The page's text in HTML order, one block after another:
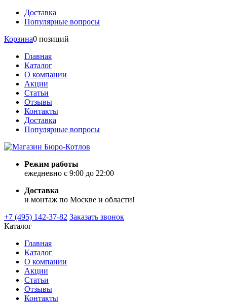
Доставка
Популярные вопросы
Корзина0 позиций
Главная
Каталог
О компании
Акции
Статьи
Отзывы
Контакты
Доставка
Популярные вопросы
Режим работы
ежедневно с 9:00 до 22:00
Доставка
и монтаж по Москве и области!
+7 (495) 142-37-82 Заказать звонок
Каталог
Главная
Каталог
О компании
Акции
Статьи
Отзывы
Контакты